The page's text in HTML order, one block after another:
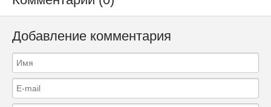
Добавление комментария